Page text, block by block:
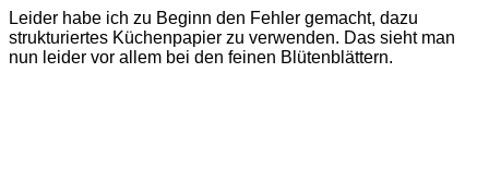
Leider habe ich zu Beginn den Fehler gemacht, dazu
strukturiertes Küchenpapier zu verwenden. Das sieht man
nun leider vor allem bei den feinen Blütenblättern.